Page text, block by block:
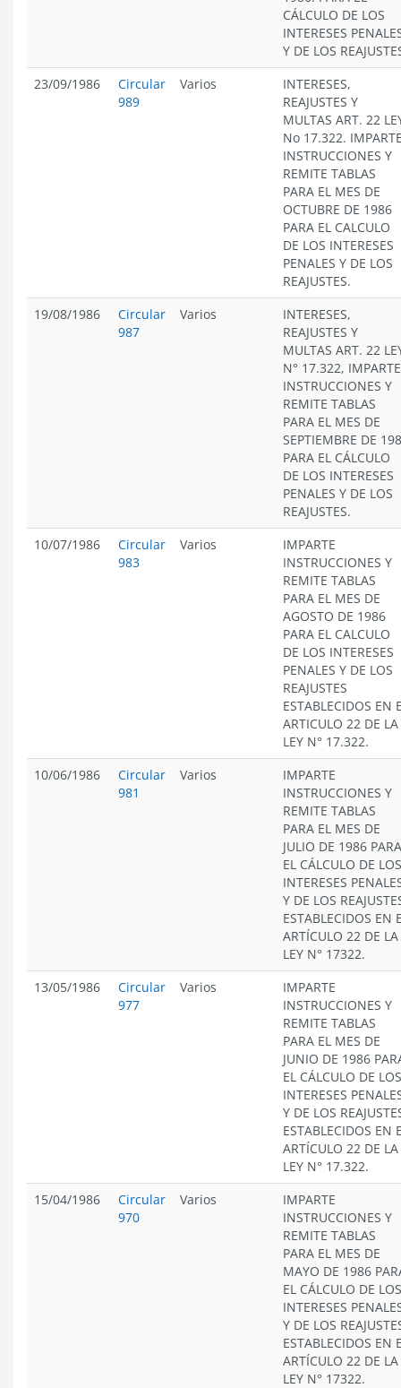
CÁLCULO DE LOS
INTERESES
Y DE LOS
23/09/1986
Circular
989
Varios
INTERESES,
REAJUSTES Y
MULTAS ART. 22
No 17.322.
INSTRUCCIONES Y
REMITE TABLAS
PARA EL MES DE
OCTUBRE DE 1986
PARA EL CALCULO
DE LOS INTERESES
PENALES Y DE LOS
REAJUSTES.
19/08/1986
Circular
987
Varios
INTERESES,
REAJUSTES Y
MULTAS ART. 22
N° 17.322, IMPARTE
INSTRUCCIONES Y
REMITE TABLAS
PARA EL MES DE
SEPTIEMBRE DE
PARA EL CÁLCULO
DE LOS INTERESES
PENALES Y DE LOS
REAJUSTES.
10/07/1986
Circular
983
Varios
IMPARTE
INSTRUCCIONES Y
REMITE TABLAS
PARA EL MES DE
AGOSTO DE 1986
PARA EL CALCULO
DE LOS INTERESES
PENALES Y DE LOS
REAJUSTES
ESTABLECIDOS EN
ARTICULO 22 DE LA
LEY N° 17.322.
10/06/1986
Circular
981
Varios
IMPARTE
INSTRUCCIONES Y
REMITE TABLAS
PARA EL MES DE
JULIO DE 1986 PARA
EL CÁLCULO DE LOS
INTERESES
Y DE LOS
ESTABLECIDOS EN
ARTÍCULO 22 DE LA
LEY N° 17322.
13/05/1986
Circular
977
Varios
IMPARTE
INSTRUCCIONES Y
REMITE TABLAS
PARA EL MES DE
JUNIO DE 1986
EL CÁLCULO DE LOS
INTERESES
Y DE LOS
ESTABLECIDOS EN
ARTÍCULO 22 DE LA
LEY N° 17.322.
15/04/1986
Circular
970
Varios
IMPARTE
INSTRUCCIONES Y
REMITE TABLAS
PARA EL MES DE
MAYO DE 1986
EL CÁLCULO DE LOS
INTERESES
Y DE LOS
ESTABLECIDOS EN
ARTÍCULO 22 DE LA
LEY N° 17322.